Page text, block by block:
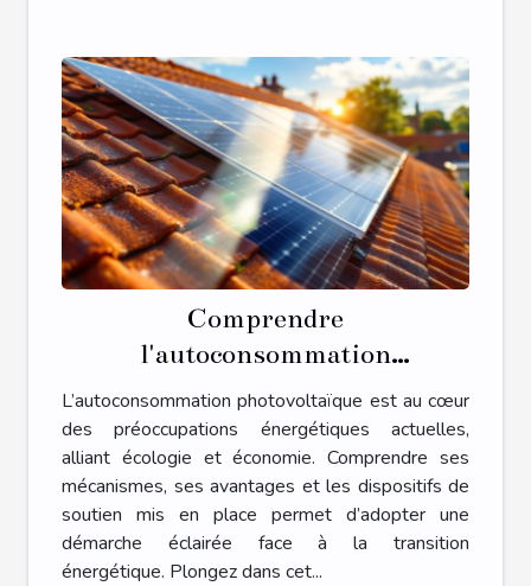
Comprendre
l'autoconsommation
photovoltaïque et ses
mécanismes de soutien
L’autoconsommation photovoltaïque est au cœur
des préoccupations énergétiques actuelles,
alliant écologie et économie. Comprendre ses
mécanismes, ses avantages et les dispositifs de
soutien mis en place permet d’adopter une
démarche éclairée face à la transition
énergétique. Plongez dans cet...